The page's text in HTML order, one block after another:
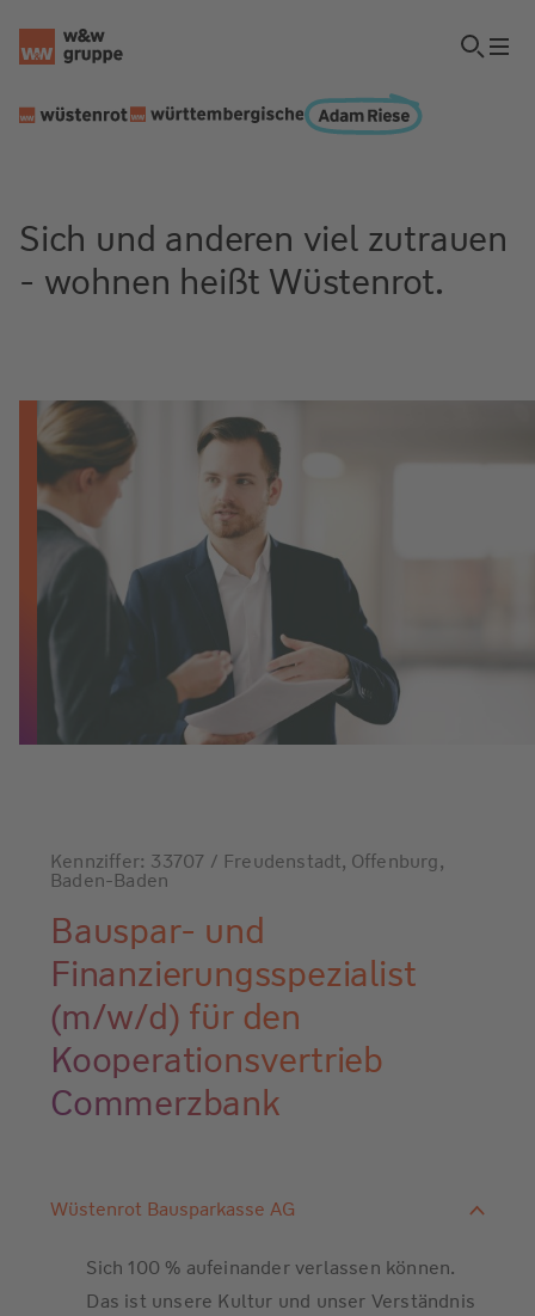
Sich und anderen viel zutrauen
- wohnen heißt Wüstenrot.
Kennziffer: 33707 / Freudenstadt, Offenburg,
Baden-Baden
Bauspar- und
Finanzierungsspezialist
(m/w/d) für den
Kooperationsvertrieb
Commerzbank
Wüstenrot Bausparkasse AG
Sich 100 % aufeinander verlassen können.
Das ist unsere Kultur und unser Verständnis